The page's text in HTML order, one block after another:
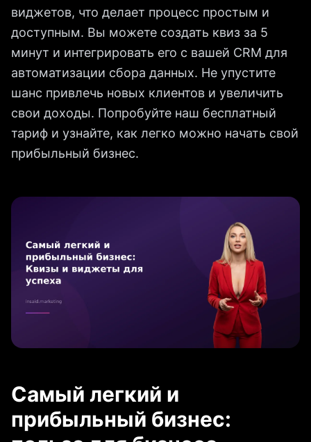
виджетов, что делает процесс простым и
доступным. Вы можете создать квиз за 5
минут и интегрировать его с вашей CRM для
автоматизации сбора данных. Не упустите
шанс привлечь новых клиентов и увеличить
свои доходы. Попробуйте наш бесплатный
тариф и узнайте, как легко можно начать свой
прибыльный бизнес.
Самый легкий и
прибыльный бизнес: